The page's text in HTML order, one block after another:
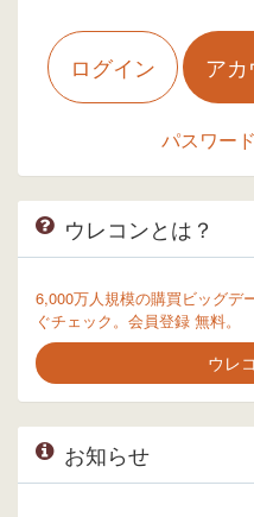
ログイン アカ
パスワー
ウレコンとは？
6,000万人規模の購買ビッグデ
ぐチェック。会員登録 無料。
ウレ
お知らせ